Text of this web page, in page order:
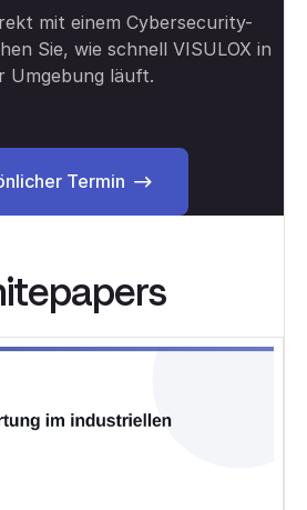
mit einem Cybersecurity-
Sie, wie schnell VISULOX in
Umgebung läuft.
Persönlicher Termin
Termin